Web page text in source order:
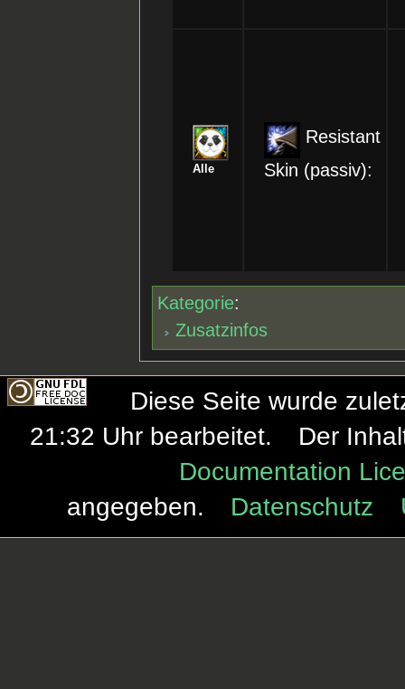
Alle
Resistant
Skin (passiv):
Kategorie:
Zusatzinfos
Diese Seite wurde
21:32 Uhr bearbeitet.
Der
Documentation
angegeben.
Datenschutz